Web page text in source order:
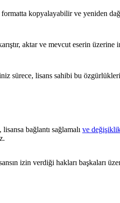
kopyalayabilir ve yeniden
aktar ve mevcut eserin üzerine
sürece, lisans sahibi bu
, lisansa bağlantı sağlamalı ve
izin verdiği hakları başkaları